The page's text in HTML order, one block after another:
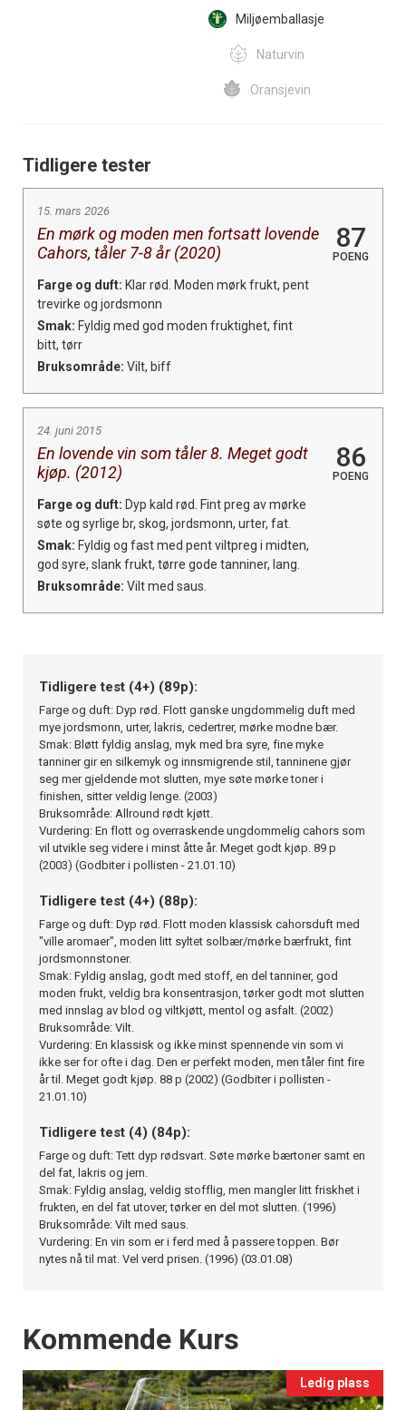
Miljøemballasje
Naturvin
Oransjevin
Tidligere tester
15. mars 2026
En mørk og moden men fortsatt lovende
Cahors, tåler 7-8 år (2020)
87
POENG
Farge og duft: Klar rød. Moden mørk frukt, pent
trevirke og jordsmonn
Smak: Fyldig med god moden fruktighet, fint
bitt, tørr
Bruksområde: Vilt, biff
24. juni 2015
En lovende vin som tåler 8. Meget godt
kjøp. (2012)
86
POENG
Farge og duft: Dyp kald rød. Fint preg av mørke
søte og syrlige br, skog, jordsmonn, urter, fat.
Smak: Fyldig og fast med pent viltpreg i midten,
god syre, slank frukt, tørre gode tanniner, lang.
Bruksområde: Vilt med saus.
Tidligere test (4+) (89p):
Farge og duft: Dyp rød. Flott ganske ungdommelig duft med
mye jordsmonn, urter, lakris, cedertrer, mørke modne bær.
Smak: Bløtt fyldig anslag, myk med bra syre, fine myke
tanniner gir en silkemyk og innsmigrende stil, tanninene gjør
seg mer gjeldende mot slutten, mye søte mørke toner i
finishen, sitter veldig lenge. (2003)
Bruksområde: Allround rødt kjøtt.
Vurdering: En flott og overraskende ungdommelig cahors som
vil utvikle seg videre i minst åtte år. Meget godt kjøp. 89 p
(2003) (Godbiter i pollisten - 21.01.10)
Tidligere test (4+) (88p):
Farge og duft: Dyp rød. Flott moden klassisk cahorsduft med
"ville aromaer", moden litt syltet solbær/mørke bærfrukt, fint
jordsmonnstoner.
Smak: Fyldig anslag, godt med stoff, en del tanniner, god
moden frukt, veldig bra konsentrasjon, tørker godt mot slutten
med innslag av blod og viltkjøtt, mentol og asfalt. (2002)
Bruksområde: Vilt.
Vurdering: En klassisk og ikke minst spennende vin som vi
ikke ser for ofte i dag. Den er perfekt moden, men tåler fint fire
år til. Meget godt kjøp. 88 p (2002) (Godbiter i pollisten -
21.01.10)
Tidligere test (4) (84p):
Farge og duft: Tett dyp rødsvart. Søte mørke bærtoner samt en
del fat, lakris og jern.
Smak: Fyldig anslag, veldig stofflig, men mangler litt friskhet i
frukten, en del fat utover, tørker en del mot slutten. (1996)
Bruksområde: Vilt med saus.
Vurdering: En vin som er i ferd med å passere toppen. Bør
nytes nå til mat. Vel verd prisen. (1996) (03.01.08)
Events
Kommende Kurs
Ledig plass